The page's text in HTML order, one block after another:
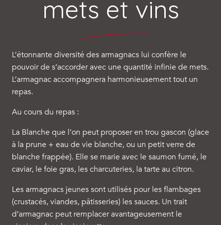
mets et vins
L’étonnante diversité des armagnacs lui confère le
pouvoir de s’accorder avec une quantité infinie de mets.
L’armagnac accompagnera harmonieusement tout un
repas.
Au cours du repas :
La Blanche que l’on peut proposer en trou gascon (glace
à la prune + eau de vie blanche, ou un petit verre de
blanche frappée). Elle se marie avec le saumon fumé, le
caviar, le foie gras, les charcuteries, la tarte au citron.
Les armagnacs jeunes sont utilisés pour les flambages
(crustacés, viandes, pâtisseries) les sauces. Un trait
d’armagnac peut remplacer avantageusement le